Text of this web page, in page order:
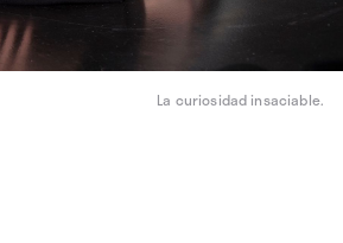
La curiosidad insaciable.